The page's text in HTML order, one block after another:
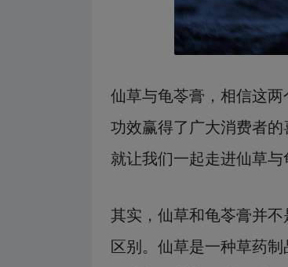
仙草与龟苓膏，相信这
功效赢得了广大消费者
就让我们一起走进仙草
其实，仙草和龟苓膏并
区别。仙草是一种草药